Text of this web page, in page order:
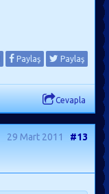
Paylaş Paylaş
Cevapla
29 Mart 2011 #13